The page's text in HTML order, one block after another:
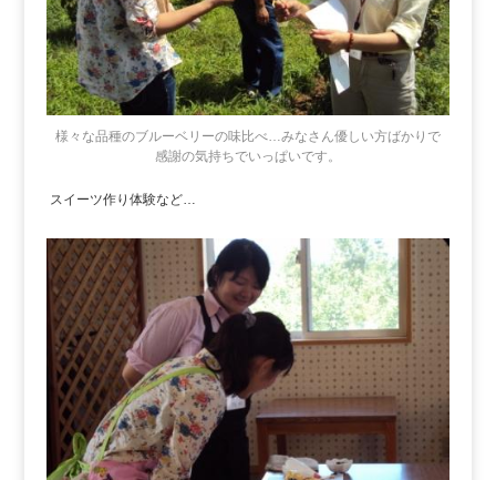
様々な品種のブルーベリーの味比べ…みなさん優しい方ばかりで
感謝の気持ちでいっぱいです。
スイーツ作り体験など…